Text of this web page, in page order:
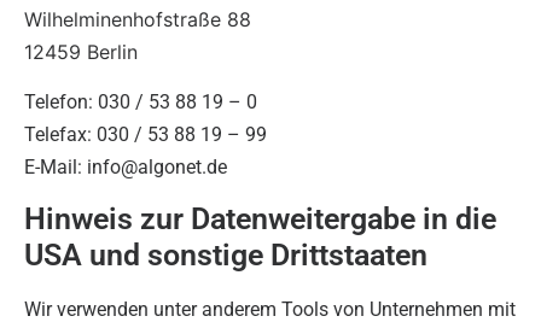
Wilhelminenhofstraße 88
12459 Berlin
Telefon: 030 / 53 88 19 – 0
Telefax: 030 / 53 88 19 – 99
E-Mail: info@algonet.de
Hinweis zur Datenweitergabe in die
USA und sonstige Drittstaaten
Wir verwenden unter anderem Tools von Unternehmen mit